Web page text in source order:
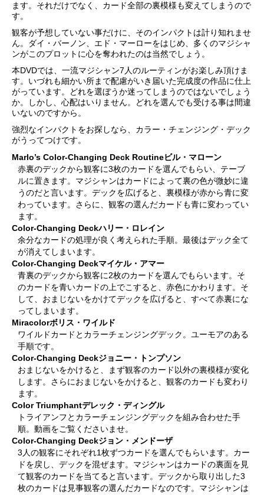
ます。それだけでなく、カード全部の裏模様も変えてしまうので
す。
観客が予想していない事だけに、そのインパクトは計り知れませ
ん。ダイ・バーノン、エド・マーローをはじめ、多くのマジシャ
ンがこのプロットに心を奪われたのは当然でしょう。
本DVDでは、一流マジシャン7人のルーティンがお楽しみ頂けま
す。いづれも細かい所まで配慮がいき届いた完成度の作品に仕上
がっています。どれを選ぼうか迷ってしまうのではないでしょう
か。しかし、心配はいりません。どれを選んでも受ける事は間違
いないのですから。
強烈なインパクトをお探しなら、カラー・チェンジング・デック
がうってつけです。
Marlo’s Color-Changing Deck Routine ビル・マローン
赤裏のデックから観客に3枚のカードを選んでもらい、テーブ
ルに置きます。マジシャンはカードによって裏の色が微妙に違
うのだと言います。デックを広げると、裏模様が赤から青に変
わっています。さらに、観客の選んだカードも青に変わってい
ます。
Color-Changing Deckハリー・ロレイン
余分なカードの処理が良く考えられた手順。最後はデック全て
が消えてしまいます。
Color-Changing Deckマイケル・アマー
青裏のデックから観客に2枚のカードを選んでもらいます。そ
のカードを青いカードの上でこすると、赤色にかわります。そ
して、おまじないをかけてデックを広げると、すべて赤裏にな
ってしまいます。
Miracolorボリス・ワイルド
ワイルドカードとカラーチェンジングデック。ユーモアのある
手順です。
Color-Changing Deckジョニー・トンプソン
おまじないをかけると、まず観客のカード以外の裏模様が変化
します。さらにおまじないをかけると、観客のカードも変わり
ます。
Color Triumphantデレック・ディングル
トライアンフとカラーチェンジングデックを組み合わせた手
順。動画をご覧くださいませ。
Color-Changing Deckジョン・メンドーザ
3人の観客にそれぞれ1枚ずつカードを選んでもらいます。カー
ドを戻し、デックを混ぜます。マジシャンはカードの裏面を見
て観客のカードを当てると言います。デックから取り出した3
枚のカードは見事観客の選んだカードなのです。マジシャンは